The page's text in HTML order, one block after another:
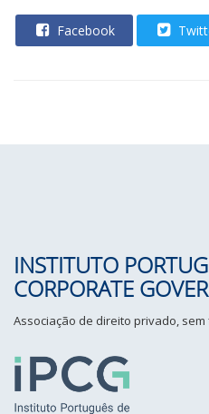
Facebook
INSTITUTO
CORPORATE
Associação de direito privado,